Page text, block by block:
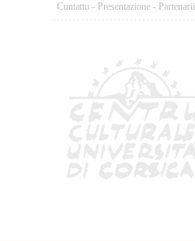
Cuntattu - Presentazione - Partenarii